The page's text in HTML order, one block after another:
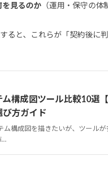
を見るのか （運用・保守の体
ると、これらが「契約後に
ム構成図ツール比較10選
び方ガイド
ム構成図を描きたいが、ツール